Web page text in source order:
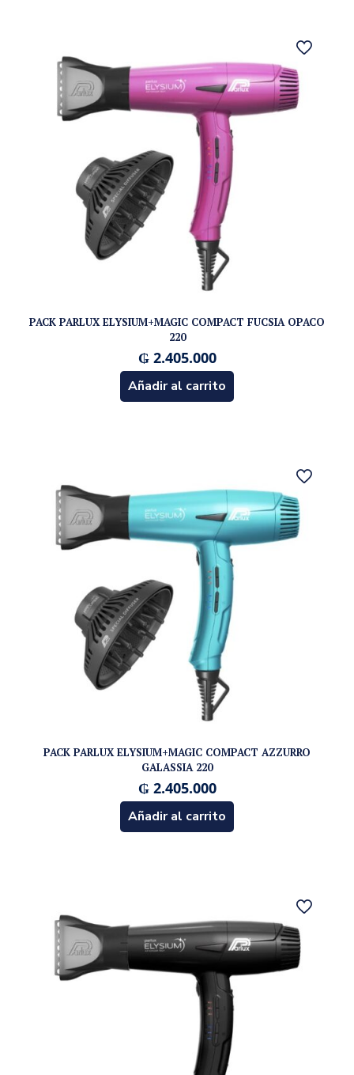
PACK PARLUX ELYSIUM+MAGIC COMPACT FUCSIA OPACO
220
₲2.405.000
Añadir al carrito
PACK PARLUX ELYSIUM+MAGIC COMPACT AZZURRO
GALASSIA 220
₲2.405.000
Añadir al carrito